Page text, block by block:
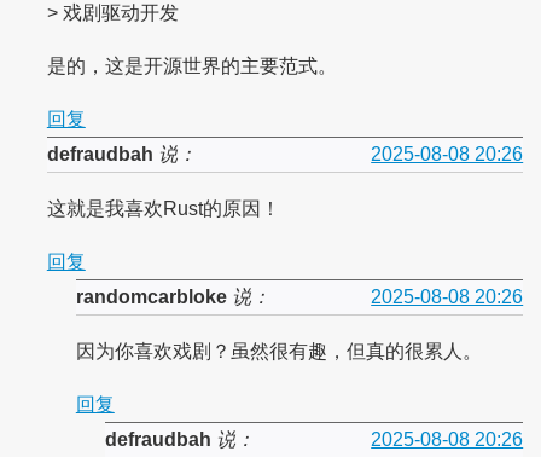
> 戏剧驱动开发
是的，这是开源世界的主要范式。
回复
defraudbah 说： 2025-08-08 20:26
这就是我喜欢Rust的原因！
回复
randomcarbloke说： 2025-08-08 20:26
因为你喜欢戏剧？虽然很有趣，但真的很累人。
回复
defraudbah 说： 2025-08-08 20:26